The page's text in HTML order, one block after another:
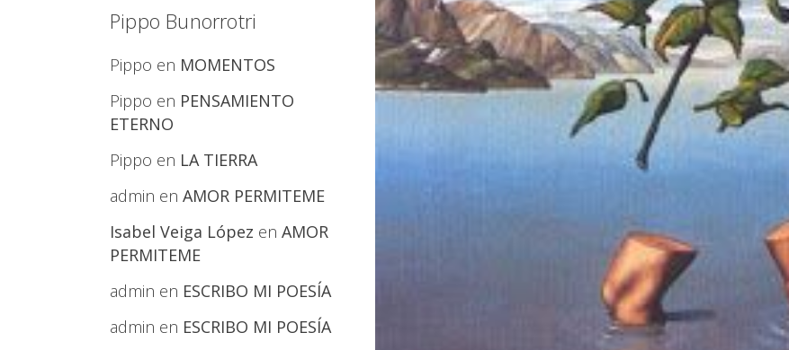
Pippo Bunorrotri
Pippo en MOMENTOS
Pippo en PENSAMIENTO
ETERNO
Pippo en LA TIERRA
admin en AMOR PERMITEME
Isabel Veiga López en AMOR
PERMITEME
admin en ESCRIBO MI POESÍA
admin en ESCRIBO MI POESÍA